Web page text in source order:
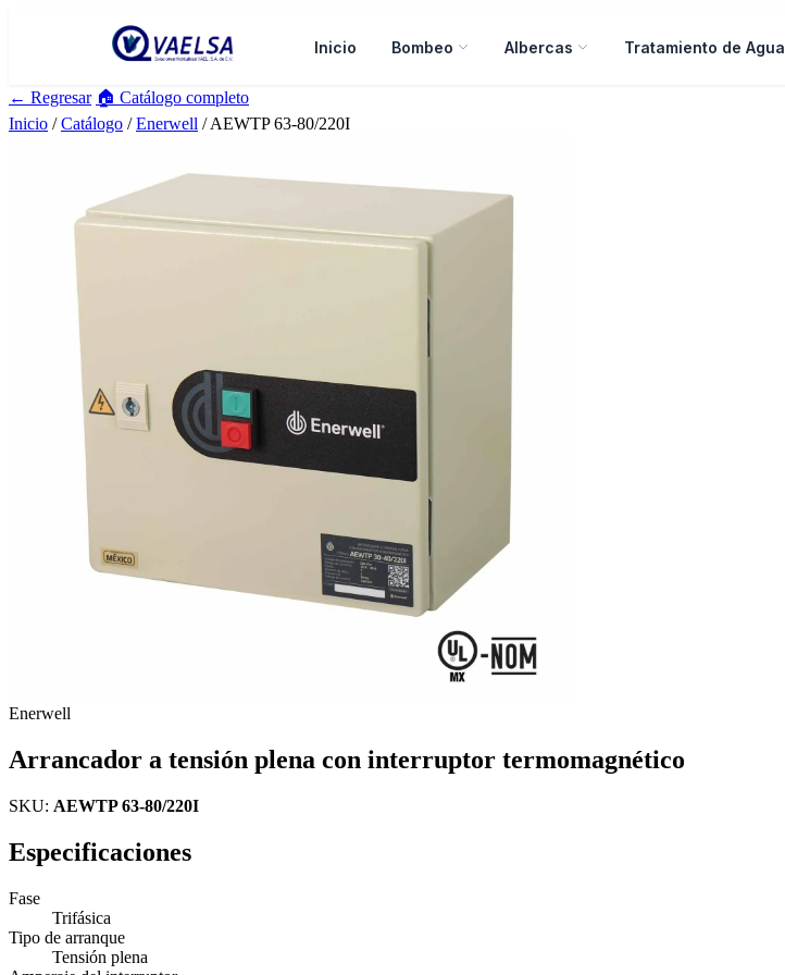
Inicio Bombeo Albercas Tratamiento de Agua
← Regresar 🏠 Catálogo completo
Inicio /Catálogo /Enerwell / AEWTP 63-80/220I
Enerwell
Arrancador a tensión plena con interruptor termomagnético
SKU: AEWTP 63-80/220I
Especificaciones
Fase
Trifásica
Tipo de arranque
Tensión plena